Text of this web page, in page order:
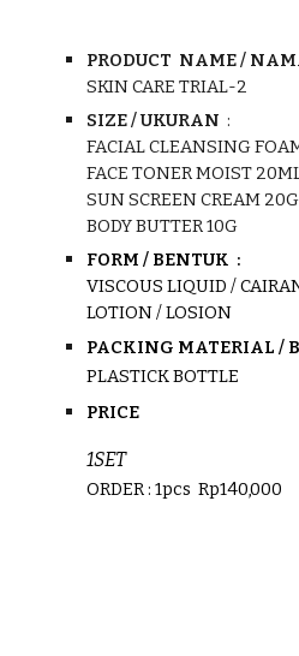
PRODUCT NAME /
SKIN CARE TRIAL-2
SIZE / UKURAN :
FACIAL CLEANSING
FACE TONER MOIST
SUN SCREEN CREAM 20G
BODY BUTTER10G
FORM / BENTUK :
VISCOUS LIQUID /
LOTION / LOSION
PACKING MATERIAL /
PLASTICK BOTTLE
PRICE
1SET
ORDER : 1pcs Rp140,000